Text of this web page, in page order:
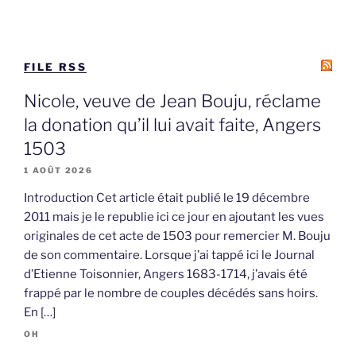
FILE RSS
Nicole, veuve de Jean Bouju, réclame
la donation qu’il lui avait faite, Angers
1503
1 AOÛT 2026
Introduction Cet article était publié le 19 décembre
2011 mais je le republie ici ce jour en ajoutant les vues
originales de cet acte de 1503 pour remercier M. Bouju
de son commentaire. Lorsque j’ai tappé ici le Journal
d’Etienne Toisonnier, Angers 1683-1714, j’avais été
frappé par le nombre de couples décédés sans hoirs.
En […]
OH